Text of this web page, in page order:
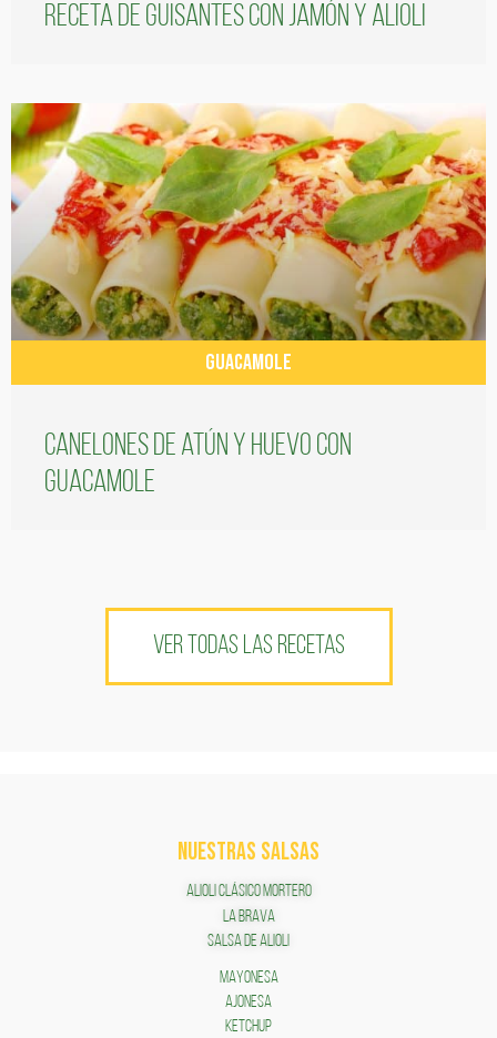
Receta de guisantes con jamón y alioli
GUACAMOLE
Canelones de atún y huevo con
guacamole
VER TODAS LAS RECETAS
NUESTRAS SALSAS
ALIOLI CLÁSICO MORTERO
LA BRAVA
SALSA DE ALIOLI
MAYONESA
AJONESA
KETCHUP